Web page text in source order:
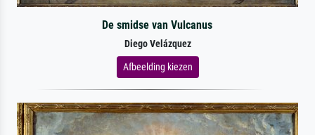
De smidse van Vulcanus
Diego Velázquez
Afbeelding kiezen